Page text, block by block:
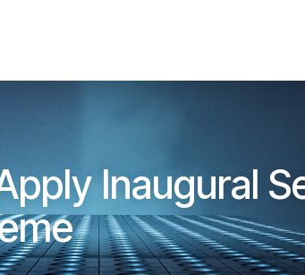
Inaugural